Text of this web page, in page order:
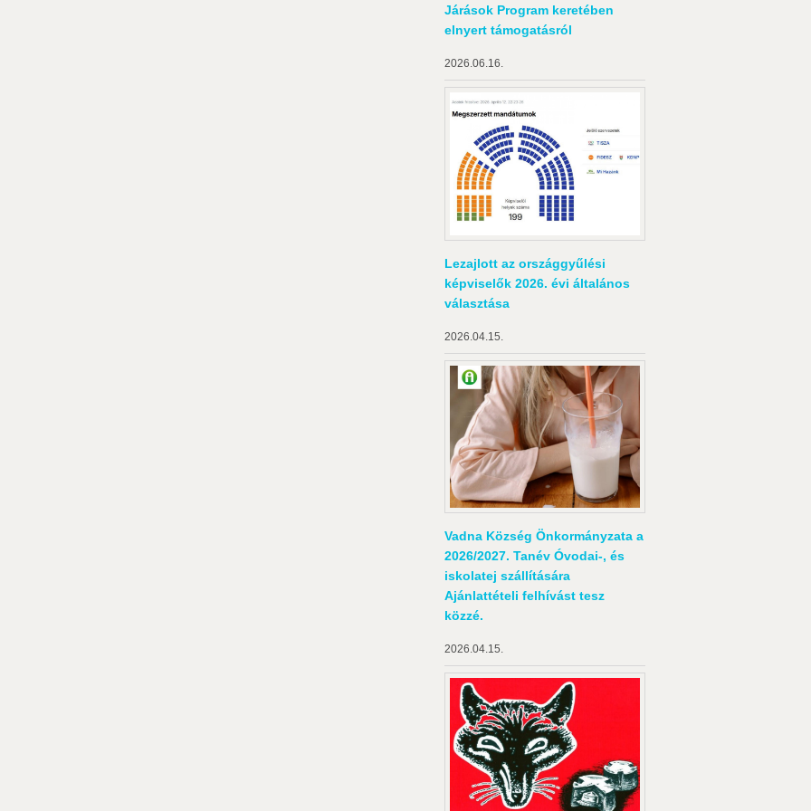
Járások Program keretében
elnyert támogatásról
2026.06.16.
Lezajlott az országgyűlési
képviselők 2026. évi általános
választása
2026.04.15.
Vadna Község Önkormányzata a
2026/2027. Tanév Óvodai-, és
iskolatej szállítására
Ajánlattételi felhívást tesz
közzé.
2026.04.15.